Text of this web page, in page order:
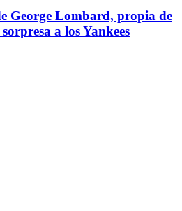
George Lombard, propia de
a los Yankees